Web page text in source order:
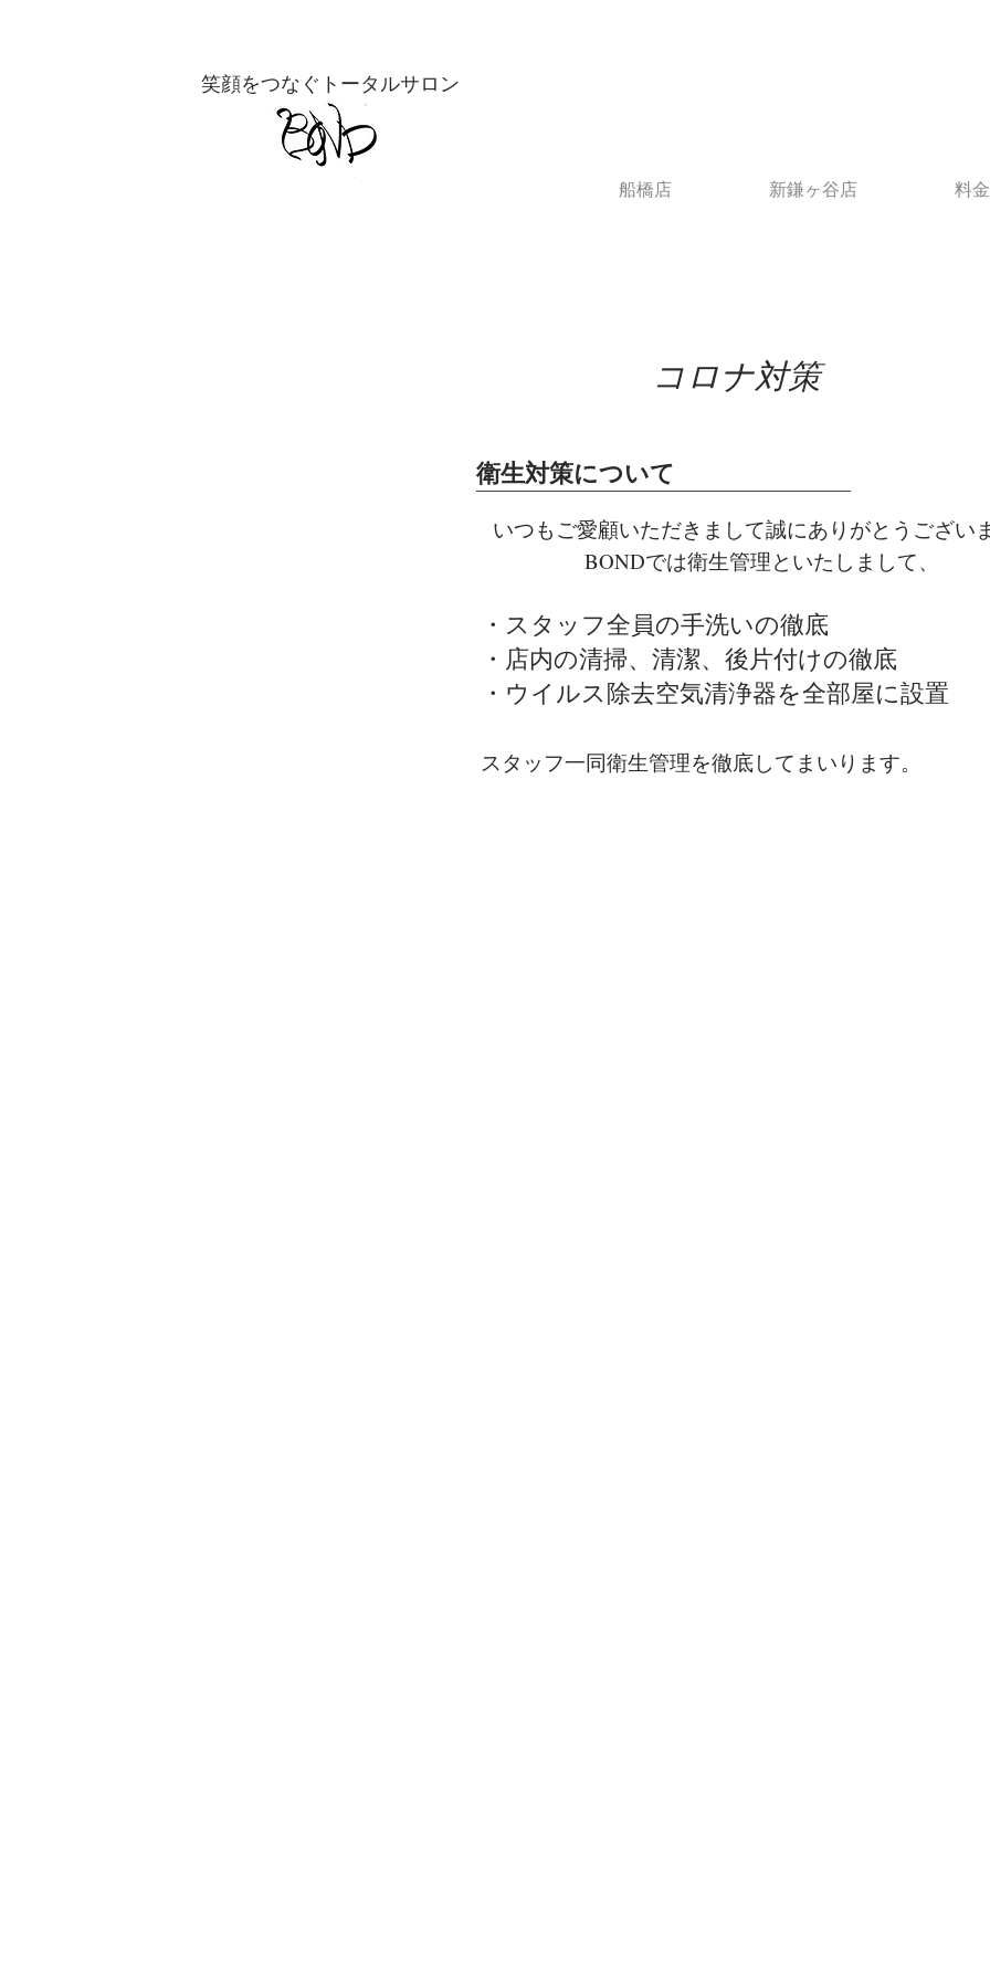
​笑顔をつなぐトータルサロン
船橋店 新鎌ヶ谷店 料
​コロナ対策
衛生対策について
いつもご愛顧いただきまして誠にありがとうござい
BONDでは衛生管理といたしまして、
・スタッフ全員の手洗いの徹底
・店内の清掃、清潔、後片付けの徹底
・ウイルス除去空気清浄器を全部屋に設置
​スタッフ一同衛生管理を徹底してまいります。